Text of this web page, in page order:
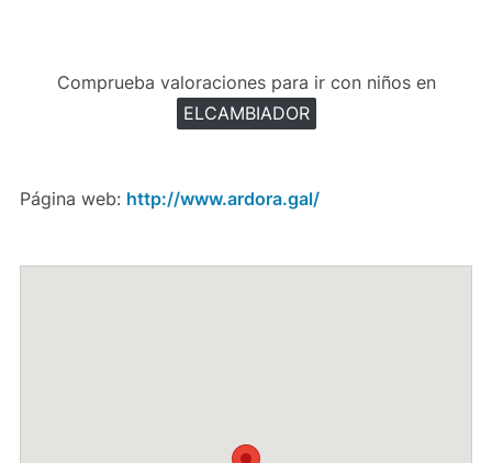
Comprueba valoraciones para ir con niños en
ELCAMBIADOR
Página web: http://www.ardora.gal/